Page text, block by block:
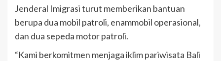
Jenderal Imigrasi turut memberikan bantuan
berupa dua mobil patroli, enammobil operasional,
dan dua sepeda motor patroli.
“Kami berkomitmen menjaga iklim pariwisata Bali